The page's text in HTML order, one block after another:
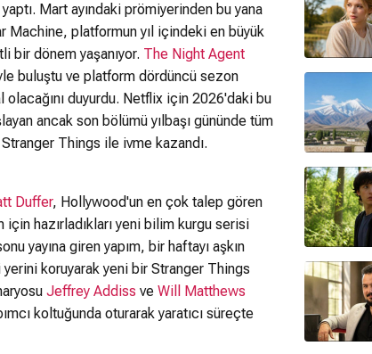
Mart ayındaki prömiyerinden bu yana
Machine, platformun yıl içindeki en büyük
bir dönem yaşanıyor. The Night Agent
buluştu ve platform dördüncü sezon
olacağını duyurdu. Netflix için 2026'daki bu
ancak son bölümü yılbaşı gününde tüm
Things ile ivme kazandı.
Duffer, Hollywood'un en çok talep gören
için hazırladıkları yeni bilim kurgu serisi
yayına giren yapım, bir haftayı aşkın
koruyarak yeni bir Stranger Things
Jeffrey Addiss ve Will Matthews
koltuğunda oturarak yaratıcı süreçte